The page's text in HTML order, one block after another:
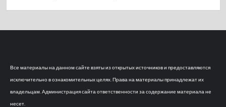
Все материалы на данном сайте взяты из открытых источников и предоставляются
исключительно в ознакомительных целях. Права на материалы принадлежат их
владельцам. Администрация сайта ответственности за содержание материала не
несет.